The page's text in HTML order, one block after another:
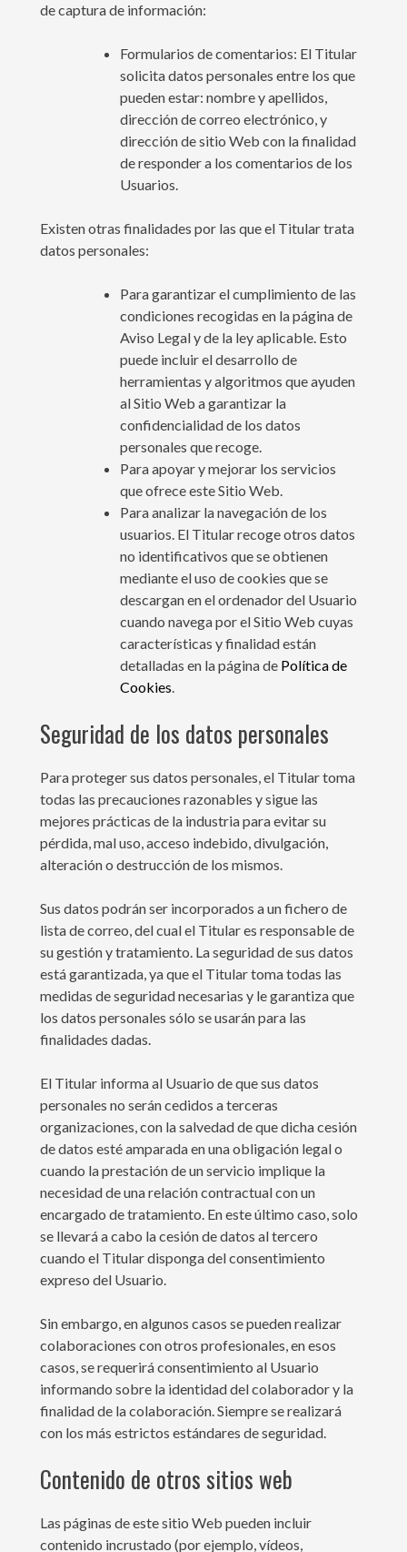
de captura de información:
Formularios de comentarios: El Titular
solicita datos personales entre los que
pueden estar: nombre y apellidos,
dirección de correo electrónico, y
dirección de sitio Web con la finalidad
de responder a los comentarios de los
Usuarios.
Existen otras finalidades por las que el Titular trata
datos personales:
Para garantizar el cumplimiento de las
condiciones recogidas en la página de
Aviso Legal y de la ley aplicable. Esto
puede incluir el desarrollo de
herramientas y algoritmos que ayuden
al Sitio Web a garantizar la
confidencialidad de los datos
personales que recoge.
Para apoyar y mejorar los servicios
que ofrece este Sitio Web.
Para analizar la navegación de los
usuarios. El Titular recoge otros datos
no identificativos que se obtienen
mediante el uso de cookies que se
descargan en el ordenador del Usuario
cuando navega por el Sitio Web cuyas
características y finalidad están
detalladas en la página de Política de
Cookies.
Seguridad de los datos personales
Para proteger sus datos personales, el Titular toma
todas las precauciones razonables y sigue las
mejores prácticas de la industria para evitar su
pérdida, mal uso, acceso indebido, divulgación,
alteración o destrucción de los mismos.
Sus datos podrán ser incorporados a un fichero de
lista de correo, del cual el Titular es responsable de
su gestión y tratamiento. La seguridad de sus datos
está garantizada, ya que el Titular toma todas las
medidas de seguridad necesarias y le garantiza que
los datos personales sólo se usarán para las
finalidades dadas.
El Titular informa al Usuario de que sus datos
personales no serán cedidos a terceras
organizaciones, con la salvedad de que dicha cesión
de datos esté amparada en una obligación legal o
cuando la prestación de un servicio implique la
necesidad de una relación contractual con un
encargado de tratamiento. En este último caso, solo
se llevará a cabo la cesión de datos al tercero
cuando el Titular disponga del consentimiento
expreso del Usuario.
Sin embargo, en algunos casos se pueden realizar
colaboraciones con otros profesionales, en esos
casos, se requerirá consentimiento al Usuario
informando sobre la identidad del colaborador y la
finalidad de la colaboración. Siempre se realizará
con los más estrictos estándares de seguridad.
Contenido de otros sitios web
Las páginas de este sitio Web pueden incluir
contenido incrustado (por ejemplo, vídeos,